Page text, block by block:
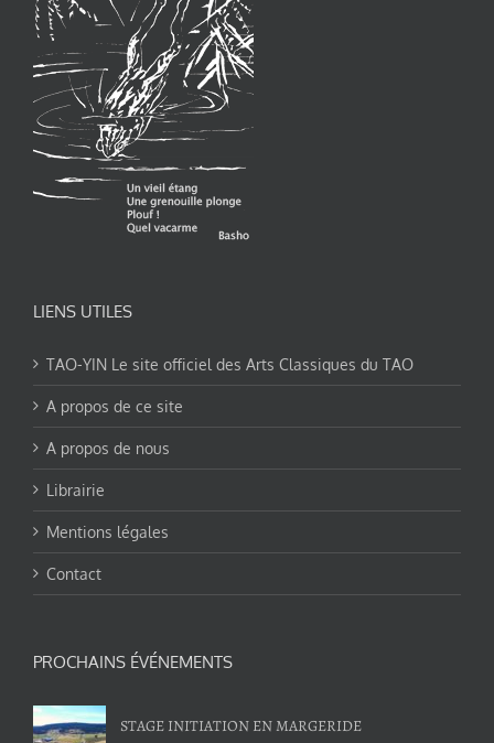
LIENS UTILES
TAO-YIN Le site officiel des Arts Classiques du TAO
A propos de ce site
A propos de nous
Librairie
Mentions légales
Contact
PROCHAINS ÉVÉNEMENTS
STAGE INITIATION EN MARGERIDE